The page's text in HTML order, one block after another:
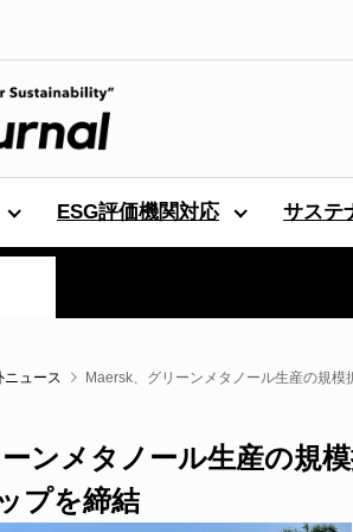
ESG評価機関対応 サステ
ニュース Maersk、グリーンメタノール生産の規
ンメタノール生産の規
プを締結